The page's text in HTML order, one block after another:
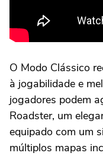
O Modo Clássico
à jogabilidade e
jogadores podem
Roadster, um
equipado com um
múltiplos mapas